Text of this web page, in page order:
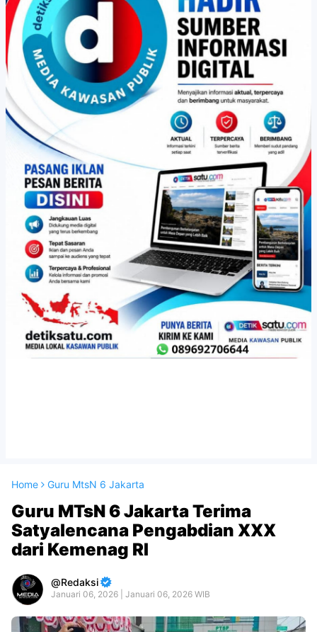
Home Guru MtsN 6 Jakarta
Guru MTsN 6 Jakarta Terima
Satyalencana Pengabdian XXX
dari Kemenag RI
Redaksi
Januari 06, 2026 | Januari 06, 2026 WIB